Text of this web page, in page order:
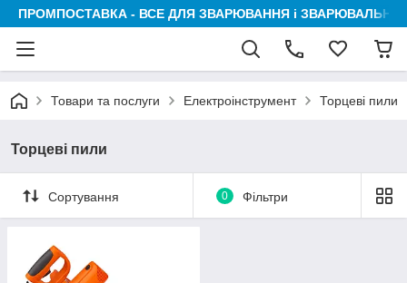
ПРОМПОСТАВКА - ВСЕ ДЛЯ ЗВАРЮВАННЯ і
Товари та послуги Електроінструмент Торцеві пили
Торцеві пили
Сортування 0 Фільтри